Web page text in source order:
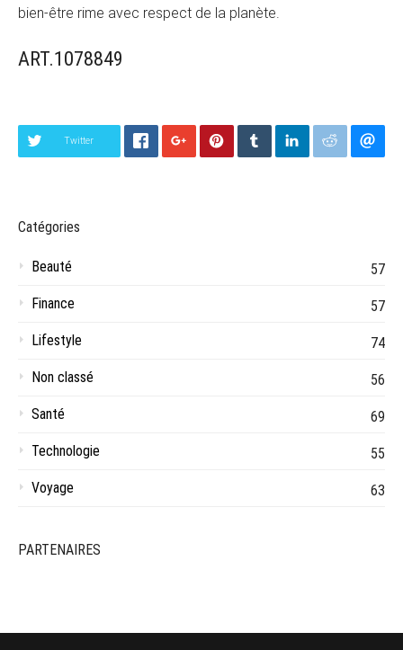
bien-être rime avec respect de la planète.
ART.1078849
Twitter
Catégories
Beauté
57
Finance
57
Lifestyle
74
Non classé
56
Santé
69
Technologie
55
Voyage
63
PARTENAIRES